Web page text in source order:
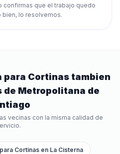
confirmas que el trabajo quedo
bien, lo resolvemos.
para Cortinastambien
de Metropolitana de
vecinas con la misma calidad de
Cortinas en La Cisterna